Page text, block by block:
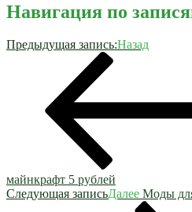
Навигация по
Предыдущая запись:Назад
майнкрафт 5 рублей
Следующая записьДалее Моды